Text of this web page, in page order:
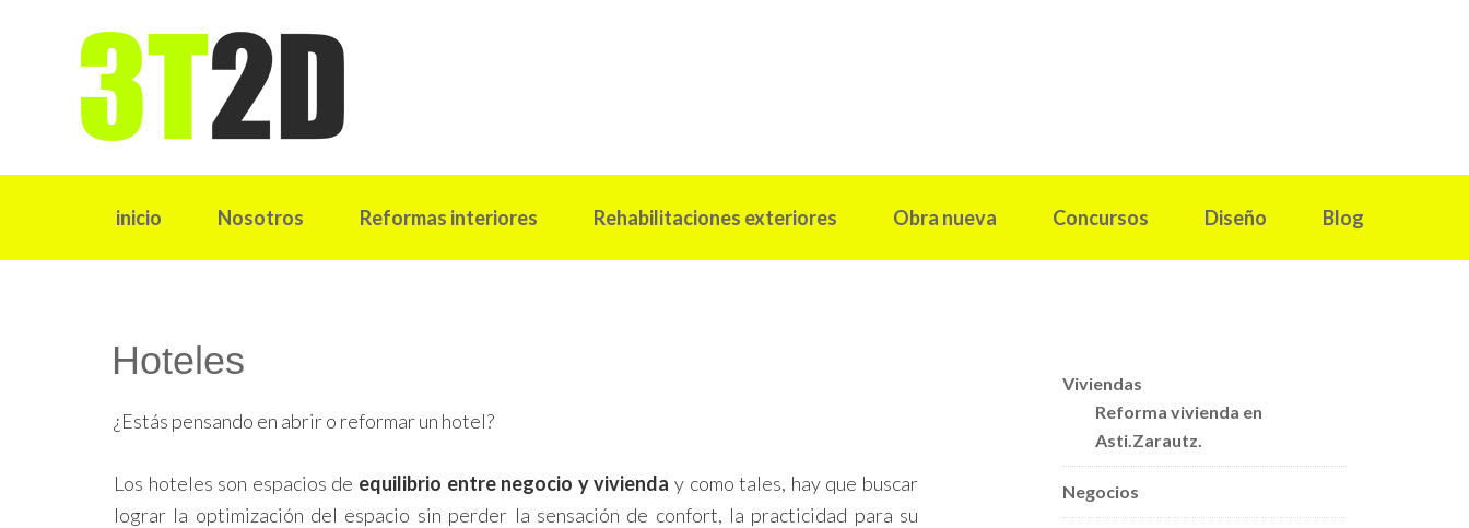
inicio Nosotros Reformas interiores Rehabilitaciones exteriores Obra nueva Concursos Diseño Blog
Hoteles
¿Estás pensando en abrir o reformar un hotel?
Los hoteles son espacios de equilibrio entre negocio y vivienda y como tales, hay que buscar
lograr la optimización del espacio sin perder la sensación de confort, la practicidad para su
Viviendas
Reforma vivienda en
Asti.Zarautz.
Negocios